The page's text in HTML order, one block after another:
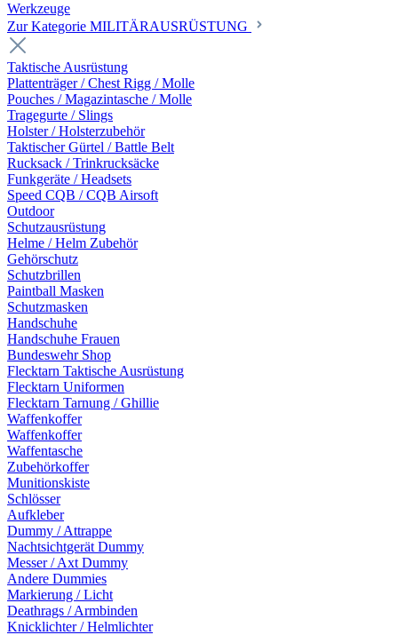
Werkzeuge
Zur Kategorie MILITÄRAUSRÜSTUNG
Taktische Ausrüstung
Plattenträger / Chest Rigg / Molle
Pouches / Magazintasche / Molle
Tragegurte / Slings
Holster / Holsterzubehör
Taktischer Gürtel / Battle Belt
Rucksack / Trinkrucksäcke
Funkgeräte / Headsets
Speed CQB / CQB Airsoft
Outdoor
Schutzausrüstung
Helme / Helm Zubehör
Gehörschutz
Schutzbrillen
Paintball Masken
Schutzmasken
Handschuhe
Handschuhe Frauen
Bundeswehr Shop
Flecktarn Taktische Ausrüstung
Flecktarn Uniformen
Flecktarn Tarnung / Ghillie
Waffenkoffer
Waffenkoffer
Waffentasche
Zubehörkoffer
Munitionskiste
Schlösser
Aufkleber
Dummy / Attrappe
Nachtsichtgerät Dummy
Messer / Axt Dummy
Andere Dummies
Markierung / Licht
Deathrags / Armbinden
Knicklichter / Helmlichter